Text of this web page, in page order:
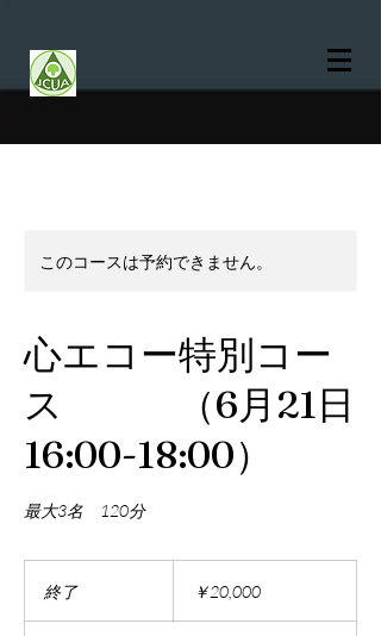
このコースは予約できません。
心エコー特別コー
ス （6月21日
16:00-18:00）
最大3名 120分
終了終
￥20,000